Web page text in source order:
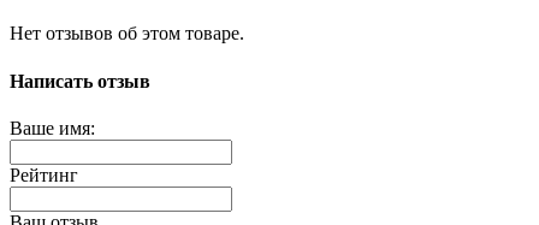
Нет отзывов об этом товаре.
Написать отзыв
Ваше имя:
Рейтинг